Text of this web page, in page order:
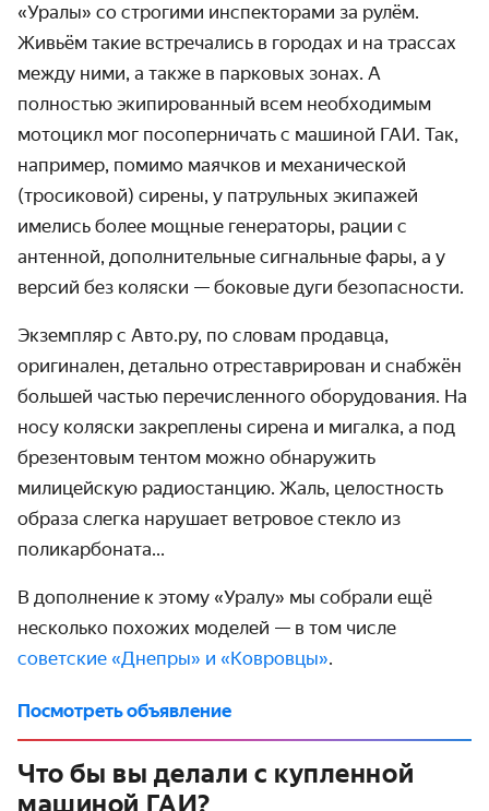
«Уралы» со строгими инспекторами за рулём.
Живьём такие встречались в городах и на трассах
между ними, а также в парковых зонах. А
полностью экипированный всем необходимым
мотоцикл мог посоперничать с машиной ГАИ. Так,
например, помимо маячков и механической
(тросиковой) сирены, у патрульных экипажей
имелись более мощные генераторы, рации с
антенной, дополнительные сигнальные фары, а у
версий без коляски — боковые дуги безопасности.
Экземпляр с Авто.ру, по словам продавца,
оригинален, детально отреставрирован и снабжён
большей частью перечисленного оборудования. На
носу коляски закреплены сирена и мигалка, а под
брезентовым тентом можно обнаружить
милицейскую радиостанцию. Жаль, целостность
образа слегка нарушает ветровое стекло из
поликарбоната...
В дополнение к этому «Уралу» мы собрали ещё
несколько похожих моделей — в том числе
советские «Днепры» и «Ковровцы».
Посмотреть объявление
Что бы вы делали с купленной
машиной ГАИ?